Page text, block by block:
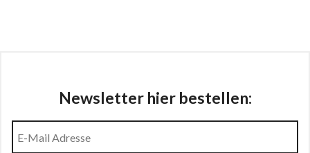
Newsletter hier bestellen: